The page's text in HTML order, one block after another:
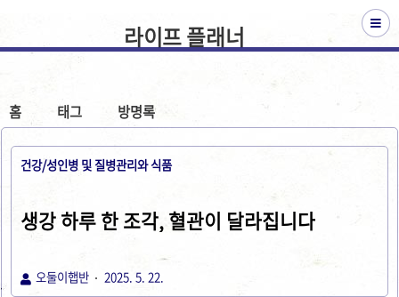
라이프 플래너
홈 태그 방명록
건강/성인병 및 질병관리와 식품
생강 하루 한 조각, 혈관이 달라집니다
오둘이햅반 2025. 5. 22.